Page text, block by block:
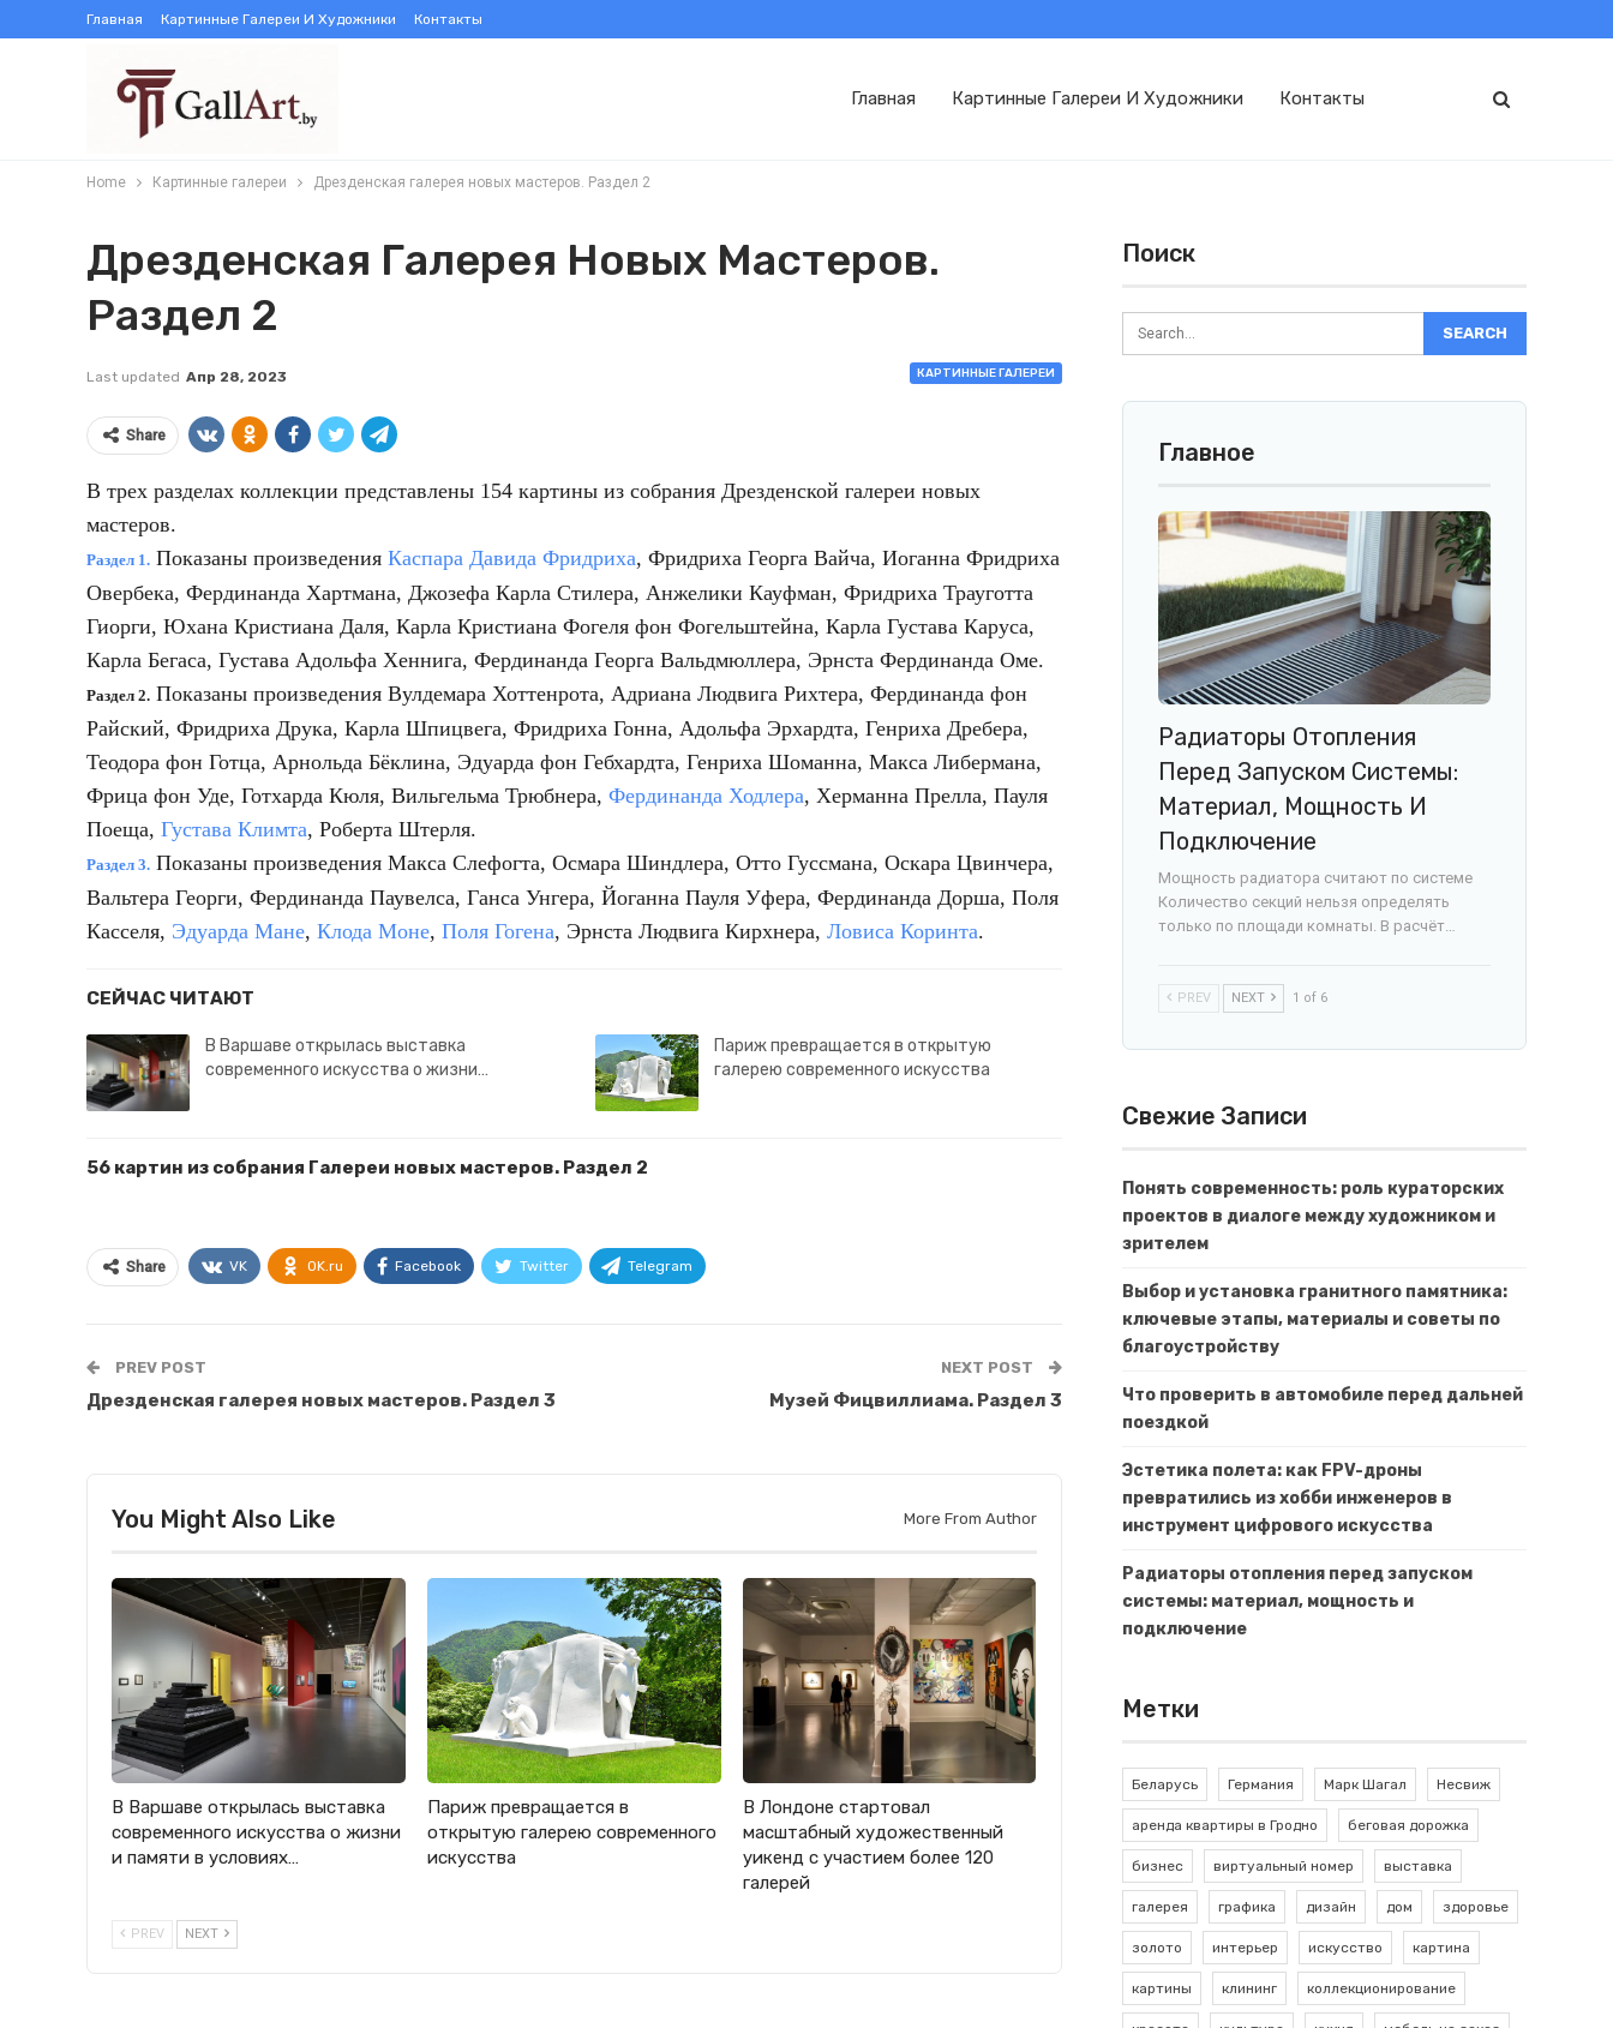
Главная Картинные Галереи И Художники Контакты
Главная Картинные Галереи И Художники Контакты
Home Картинные галереи Дрезденская галерея новых мастеров. Раздел 2
Дрезденская Галерея Новых Мастеров.
Раздел 2
КАРТИННЫЕ ГАЛЕРЕИ
Last updated Апр 28, 2023
Share
В трех разделах коллекции представлены 154 картины из собрания Дрезденской галереи новых
мастеров.
Раздел 1. Показаны произведения Каспара Давида Фридриха, Фридриха Георга Вайча, Иоганна Фридриха
Овербека, Фердинанда Хартмана, Джозефа Карла Стилера, Анжелики Кауфман, Фридриха Трауготта
Гиорги, Юхана Кристиана Даля, Карла Кристиана Фогеля фон Фогельштейна, Карла Густава Каруса,
Карла Бегаса, Густава Адольфа Хеннига, Фердинанда Георга Вальдмюллера, Эрнста Фердинанда Оме.
Раздел 2. Показаны произведения Вулдемара Хоттенрота, Адриана Людвига Рихтера, Фердинанда фон
Райский, Фридриха Друка, Карла Шпицвега, Фридриха Гонна, Адольфа Эрхардта, Генриха Дребера,
Теодора фон Готца, Арнольда Бёклина, Эдуарда фон Гебхардта, Генриха Шоманна, Макса Либермана,
Фрица фон Уде, Готхарда Кюля, Вильгельма Трюбнера, Фердинанда Ходлера, Херманна Прелла, Пауля
Поеща, Густава Климта, Роберта Штерля.
Раздел 3. Показаны произведения Макса Слефогта, Осмара Шиндлера, Отто Гуссмана, Оскара Цвинчера,
Вальтера Георги, Фердинанда Паувелса, Ганса Унгера, Йоганна Пауля Уфера, Фердинанда Дорша, Поля
Касселя, Эдуарда Мане, Клода Моне, Поля Гогена, Эрнста Людвига Кирхнера, Ловиса Коринта.
СЕЙЧАС ЧИТАЮТ
В Варшаве открылась выставка
современного искусства о жизни…
Париж превращается в открытую
галерею современного искусства
56 картин из собрания Галереи новых мастеров. Раздел 2
Share VK OK.ru Facebook Twitter Telegram
PREV POST
Дрезденская галерея новых мастеров. Раздел 3
NEXT POST
Музей Фицвиллиама. Раздел 3
You Might Also Like More From Author
В Варшаве открылась выставка
современного искусства о жизни
и памяти в условиях…
Париж превращается в
открытую галерею современного
искусства
В Лондоне стартовал
масштабный художественный
уикенд с участием более 120
галерей
PREV NEXT
Поиск
Главное
Радиаторы Отопления
Перед Запуском Системы:
Материал, Мощность И
Подключение
Мощность радиатора считают по системе
Количество секций нельзя определять
только по площади комнаты. В расчёт…
PREV NEXT 1 of 6
Свежие Записи
Понять современность: роль кураторских
проектов в диалоге между художником и
зрителем
Выбор и установка гранитного памятника:
ключевые этапы, материалы и советы по
благоустройству
Что проверить в автомобиле перед дальней
поездкой
Эстетика полета: как FPV-дроны
превратились из хобби инженеров в
инструмент цифрового искусства
Радиаторы отопления перед запуском
системы: материал, мощность и
подключение
Метки
Беларусь Германия Марк Шагал Несвиж
аренда квартиры в Гродно беговая дорожка
бизнес виртуальный номер выставка
галерея графика дизайн дом здоровье
золото интерьер искусство картина
картины клининг коллекционирование